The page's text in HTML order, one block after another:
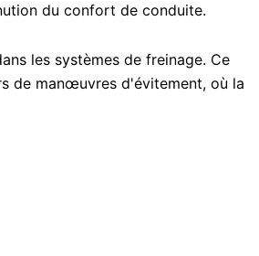
du confort de conduite.
les systèmes de freinage. Ce
de manœuvres d'évitement, où la